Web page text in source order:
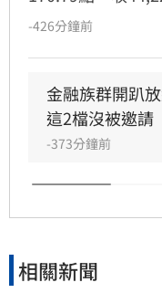
元；櫃買指數重
-426分鐘前
金融族群開趴
這2檔沒被邀請
-373分鐘前
相關新聞